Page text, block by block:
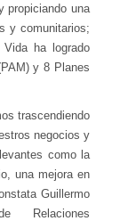
propiciando una
y comunitarios;
ha logrado
y 8 Planes
trascendiendo
negocios y
como la
una mejora en
Guillermo
Relaciones